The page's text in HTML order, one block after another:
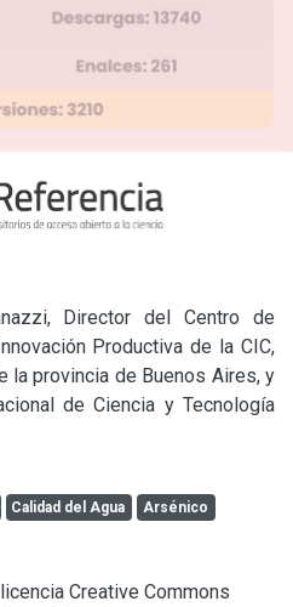
Director del Centro de
Productiva de la CIC,
la provincia de Buenos Aires, y
de Ciencia y Tecnología
Calidad del Agua Arsénico
Creative Commons